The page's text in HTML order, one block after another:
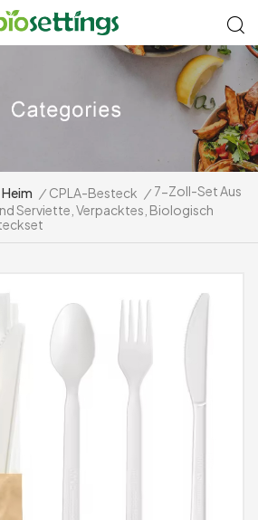
Heim / CPLA-Besteck / 7-Zoll-Set Aus
Serviette, Verpacktes, Biologisch